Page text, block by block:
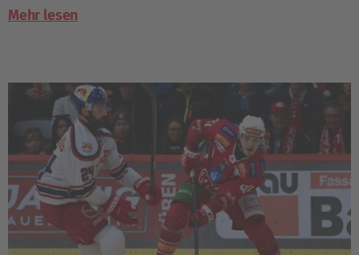
letztlich mit 0:4.
Mehr lesen